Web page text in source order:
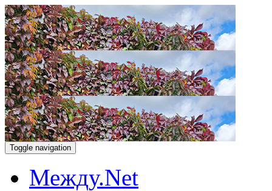
Toggle navigation
Между.Net